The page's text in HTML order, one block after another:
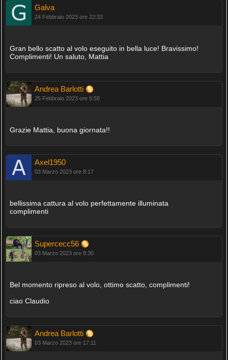
Galva
24 Febbraio 2023 ore 22:33
Gran bello scatto al volo eseguito in bella luce! Bravissimo!
Complimenti! Un saluto, Mattia
Andrea Barlotti
25 Febbraio 2023 ore 5:58
Grazie Mattia, buona giornata!!
Axel1950
03 Marzo 2023 ore 8:17
bellissima cattura al volo perfettamente illuminata
complimenti
Supercecc56
03 Marzo 2023 ore 8:30
Bel momento ripreso al volo, ottimo scatto, complimenti!
ciao Claudio
Andrea Barlotti
03 Marzo 2023 ore 17:11